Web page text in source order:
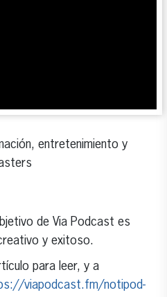
entretenimiento y
de Via Podcast es
y exitoso.
para leer, y a
viapodcast.fm/notipod-